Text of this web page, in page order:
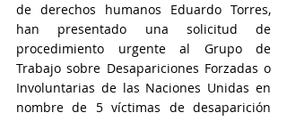
de derechos humanos Eduardo Torres,
han presentado una solicitud de
procedimiento urgente al Grupo de
Trabajo sobre Desapariciones Forzadas o
Involuntarias de las Naciones Unidas en
nombre de 5 víctimas de desaparición